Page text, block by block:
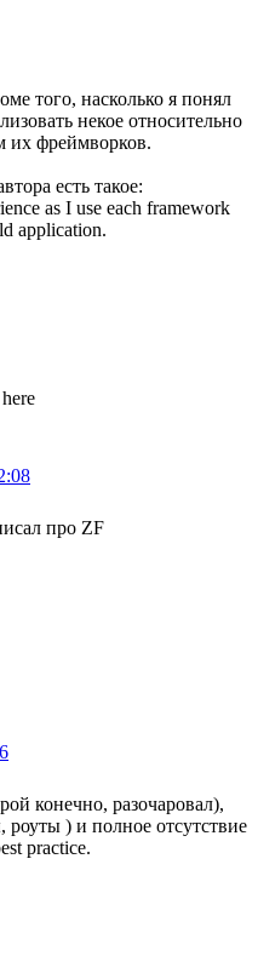
того, насколько я понял
некое относительно
их фреймворков.
есть такое:
as I use each framework
application.
про ZF
конечно, разочаровал),
) и полное отсутствие
practice.